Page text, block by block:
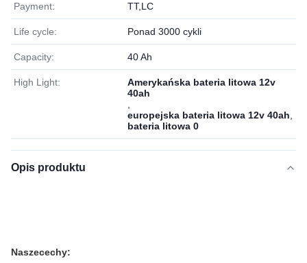
Payment: TT,LC
Life cycle: Ponad 3000 cykli
Capacity: 40 Ah
High Light:
Amerykańska bateria litowa 12v
40ah
europejska bateria litowa 12v 40ah
bateria litowa 0
Opis produktu
Naszecechy: